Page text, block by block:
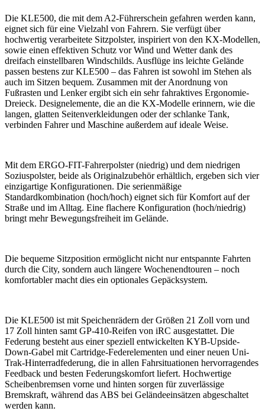
Die KLE500, die mit dem A2-Führerschein gefahren werden kann,
eignet sich für eine Vielzahl von Fahrern. Sie verfügt über
hochwertig verarbeitete Sitzpolster, inspiriert von den KX-Modellen,
sowie einen effektiven Schutz vor Wind und Wetter dank des
dreifach einstellbaren Windschilds. Ausflüge ins leichte Gelände
passen bestens zur KLE500 – das Fahren ist sowohl im Stehen als
auch im Sitzen bequem. Zusammen mit der Anordnung von
Fußrasten und Lenker ergibt sich ein sehr fahraktives Ergonomie-
Dreieck. Designelemente, die an die KX-Modelle erinnern, wie die
langen, glatten Seitenverkleidungen oder der schlanke Tank,
verbinden Fahrer und Maschine außerdem auf ideale Weise.
Mit dem ERGO-FIT-Fahrerpolster (niedrig) und dem niedrigen
Soziuspolster, beide als Originalzubehör erhältlich, ergeben sich vier
einzigartige Konfigurationen. Die serienmäßige
Standardkombination (hoch/hoch) eignet sich für Komfort auf der
Straße und im Alltag. Eine flachere Konfiguration (hoch/niedrig)
bringt mehr Bewegungsfreiheit im Gelände.
Die bequeme Sitzposition ermöglicht nicht nur entspannte Fahrten
durch die City, sondern auch längere Wochenendtouren – noch
komfortabler macht dies ein optionales Gepäcksystem.
Die KLE500 ist mit Speichenrädern der Größen 21 Zoll vorn und
17 Zoll hinten samt GP-410-Reifen von iRC ausgestattet. Die
Federung besteht aus einer speziell entwickelten KYB-Upside-
Down-Gabel mit Cartridge-Federelementen und einer neuen Uni-
Trak-Hinterradfederung, die in allen Fahrsituationen hervorragendes
Feedback und besten Federungskomfort liefert. Hochwertige
Scheibenbremsen vorne und hinten sorgen für zuverlässige
Bremskraft, während das ABS bei Geländeeinsätzen abgeschaltet
werden kann.